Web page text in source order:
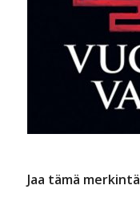
Jaa tämä merkintä